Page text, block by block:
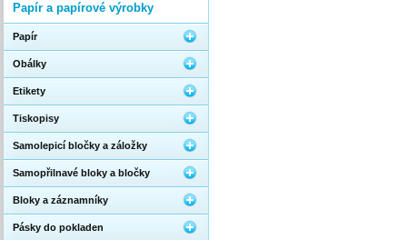
Papír a papírové výrobky
Papír
Obálky
Etikety
Tiskopisy
Samolepicí bločky a záložky
Samopřilnavé bloky a bločky
Bloky a záznamníky
Pásky do pokladen